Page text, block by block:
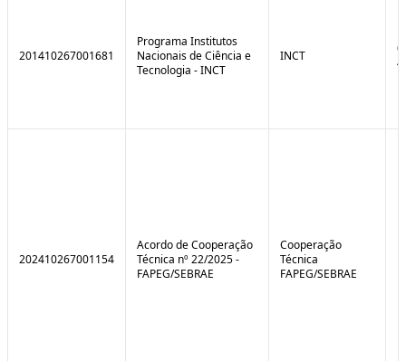
201410267001681
Programa Institutos
Nacionais de Ciência e
Tecnologia - INCT
INCT
202410267001154
Acordo de Cooperação
Técnica nº 22/2025 -
FAPEG/SEBRAE
Cooperação
Técnica
FAPEG/SEBRAE